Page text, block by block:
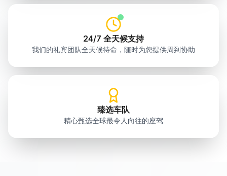
24/7 全天候支持
我们的礼宾团队全天候待命，随时为您提供周到协助
臻选车队
精心甄选全球最令人向往的座驾